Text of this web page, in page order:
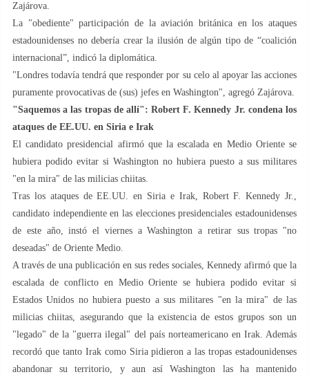
Zajárova.
La "obediente" participación de la aviación británica en los ataques
estadounidenses no debería crear la ilusión de algún tipo de “coalición
internacional”, indicó la diplomática.
"Londres todavía tendrá que responder por su celo al apoyar las acciones
puramente provocativas de (sus) jefes en Washington", agregó Zajárova.
"Saquemos a las tropas de allí": Robert F. Kennedy Jr. condena los
ataques de EE.UU. en Siria e Irak
El candidato presidencial afirmó que la escalada en Medio Oriente se
hubiera podido evitar si Washington no hubiera puesto a sus militares
"en la mira" de las milicias chiitas.
Tras los ataques de EE.UU. en Siria e Irak, Robert F. Kennedy Jr.,
candidato independiente en las elecciones presidenciales estadounidenses
de este año, instó el viernes a Washington a retirar sus tropas "no
deseadas" de Oriente Medio.
A través de una publicación en sus redes sociales, Kennedy afirmó que la
escalada de conflicto en Medio Oriente se hubiera podido evitar si
Estados Unidos no hubiera puesto a sus militares "en la mira" de las
milicias chiitas, asegurando que la existencia de estos grupos son un
"legado" de la "guerra ilegal" del país norteamericano en Irak. Además
recordó que tanto Irak como Siria pidieron a las tropas estadounidenses
abandonar su territorio, y aun así Washington las ha mantenido